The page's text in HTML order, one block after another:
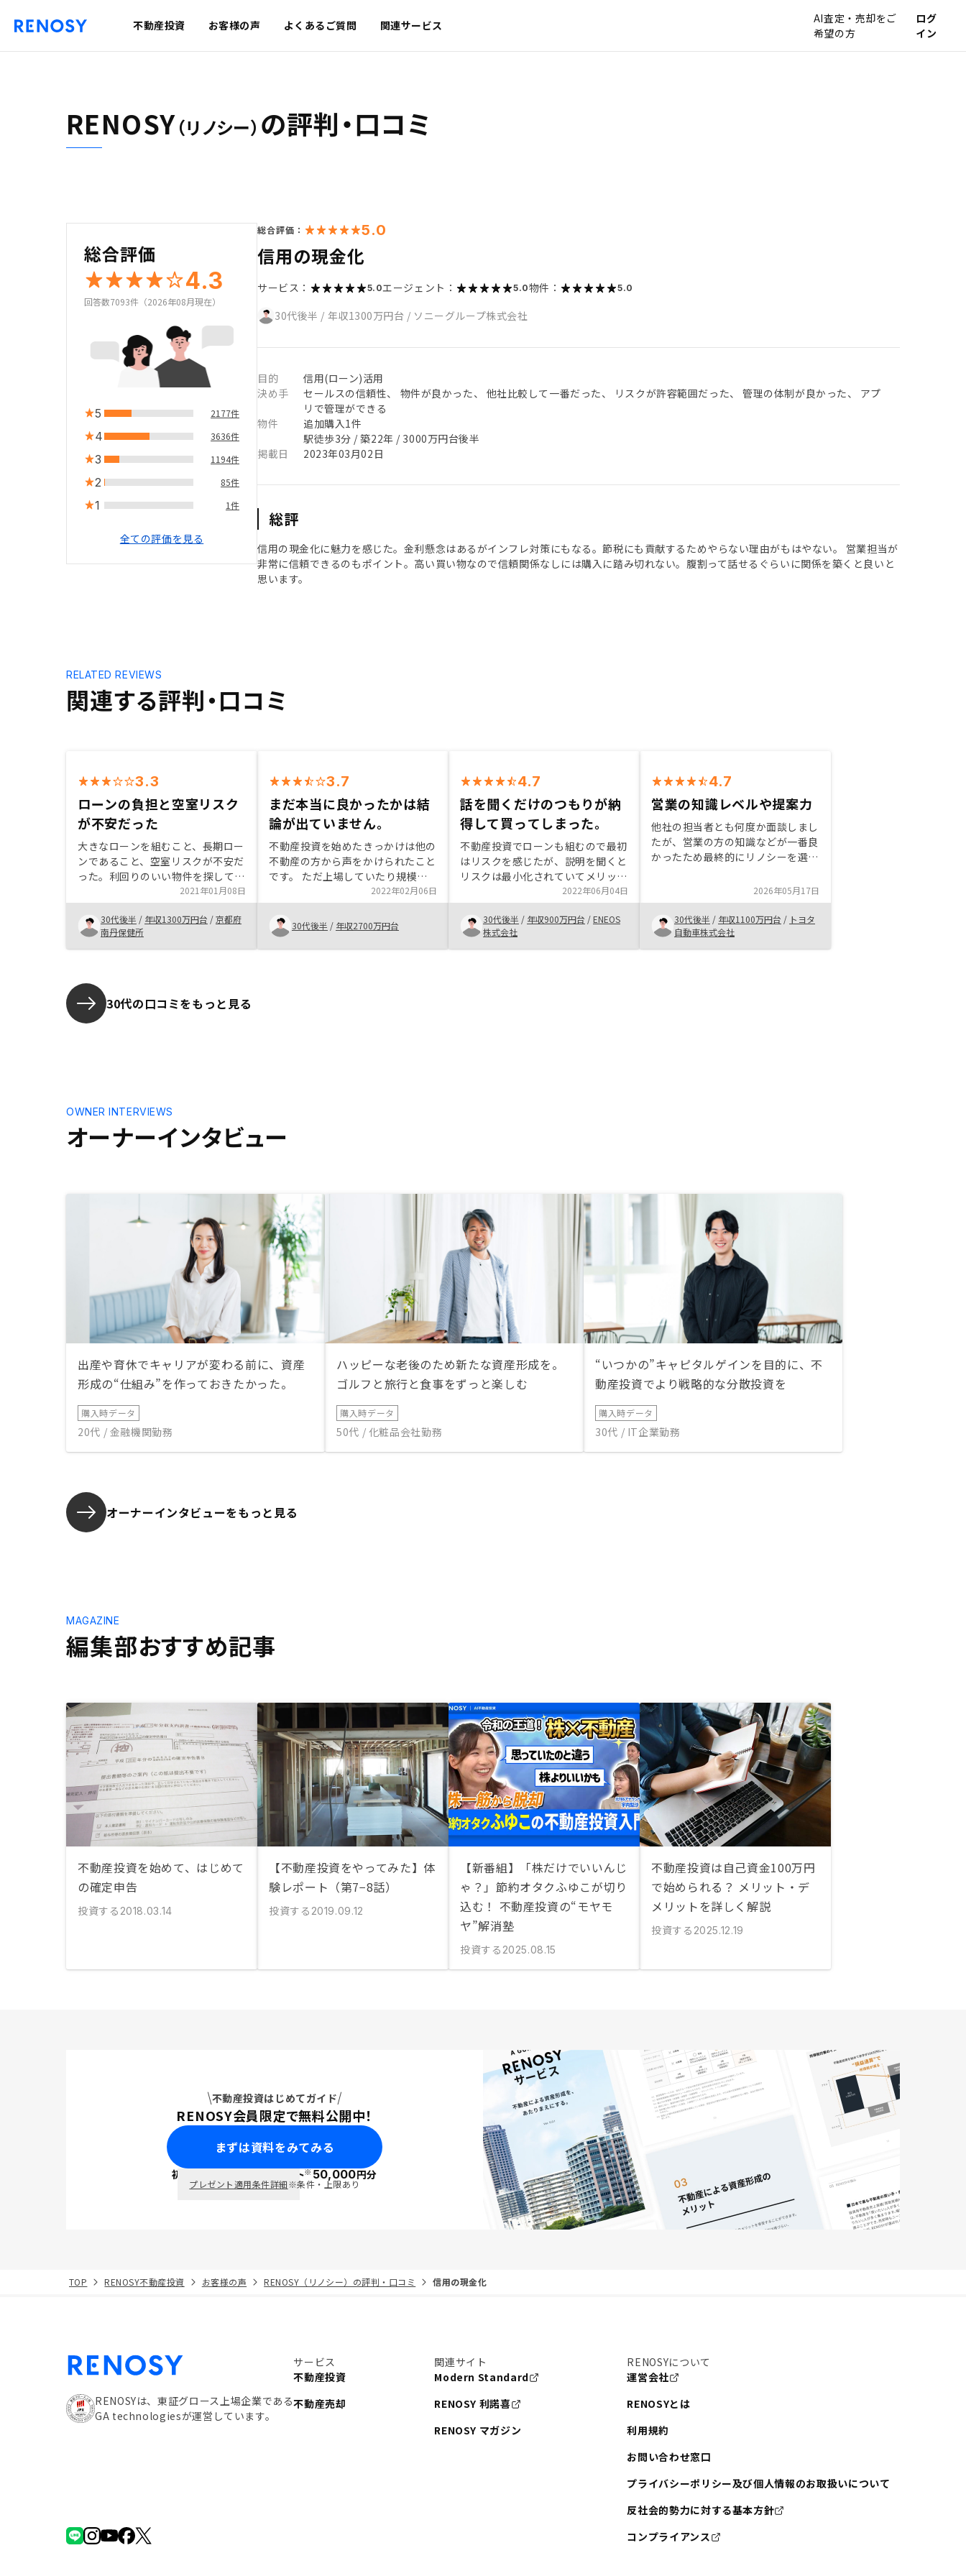
不動産投資 お客様の声 よくあるご質問 関連サービス
AI査定・売却をご
希望の方
ログ
イン
RENOSY（リノシー） の評判・口コミ
総合評価
4.3
回答数7093件（2026年08月現在）
5 2177件
4 3636件
3 1194件
2 85件
1 1件
全ての評価を見る
総合評価： 5.0
信用の現金化
サービス： 5.0エージェント： 5.0物件： 5.0
30代後半 / 年収1300万円台 / ソニーグループ株式会社
目的
信用(ローン)活用
決め手
セールスの信頼性、 物件が良かった、 他社比較して一番だった、 リスクが許容範囲だった、 管理の体制が良かった、 アプ
リで管理ができる
物件
追加購入1件
駅徒歩3分 / 築22年 / 3000万円台後半
掲載日
2023年03月02日
総評
信用の現金化に魅力を感じた。金利懸念はあるがインフレ対策にもなる。節税にも貢献するためやらない理由がもはやない。 営業担当が
非常に信頼できるのもポイント。高い買い物なので信頼関係なしには購入に踏み切れない。腹割って話せるぐらいに関係を築くと良いと
思います。
関連する評判・口コミ
RELATED REVIEWS
3.3
ローンの負担と空室リスク
が不安だった
大きなローンを組むこと、長期ロー
ンであること、空室リスクが不安だ
った。利回りのいい物件を探してほ
2021年01月08日
30代後半 / 年収1300万円台 /京都府
南丹保健所
3.7
まだ本当に良かったかは結
論が出ていません。
不動産投資を始めたきっかけは他の
不動産の方から声をかけられたこと
です。 ただ上場していたり規模で
あったりでそちらでお世話になるこ
とにしました。おすすめしたいとこ
ろはやはり管理が充実しているこ
と、扱っている規模が大きいところ
だと思います。どちらかというと長
2022年02月06日
30代後半 / 年収2700万円台
4.7
話を聞くだけのつもりが納
得して買ってしまった。
不動産投資でローンも組むので最初
はリスクを感じたが、説明を聞くと
リスクは最小化されていてメリット
しか感じられなかった。月々のキャ
ッシュフローや将来期待されるメリ
ットも具体的かつ現実的で安心感が
あった。
2022年06月04日
30代後半 / 年収900万円台 /ENEOS
株式会社
4.7
営業の知識レベルや提案力
他社の担当者とも何度か面談しまし
たが、営業の方の知識などが一番良
かったため最終的にリノシーを選択
いがよくわかると思います。またア
プリで全てが管理できる手軽さや、
新規物件も自分で探せる便利さにも
魅力を感じています。
2026年05月17日
30代後半 / 年収1100万円台 / トヨタ
自動車株式会社
30代の口コミをもっと見る
オーナーインタビュー
OWNER INTERVIEWS
出産や育休でキャリアが変わる前に、資産
形成の“仕組み”を作っておきたかった。
購入時データ
20代 / 金融機関勤務
ハッピーな老後のため新たな資産形成を。
ゴルフと旅行と食事をずっと楽しむ
購入時データ
50代 / 化粧品会社勤務
“いつかの”キャピタルゲインを目的に、不
動産投資でより戦略的な分散投資を
購入時データ
30代 / IT企業勤務
オーナーインタビューをもっと見る
編集部おすすめ記事
MAGAZINE
不動産投資を始めて、はじめて
の確定申告
投資する 2018.03.14
【不動産投資をやってみた】体
験レポート（第7−8話）
投資する 2019.09.12
【新番組】「株だけでいいんじ
ゃ？」節約オタクふゆこが切り
込む！ 不動産投資の“モヤモ
ヤ”解消塾
投資する 2025.08.15
不動産投資は自己資金100万円
で始められる？ メリット・デ
メリットを詳しく解説
投資する 2025.12.19
不動産投資はじめてガイド
RENOSY会員限定で無料公開中！
まずは資料をみてみる
初回面談で ポイント※50,000円分
プレゼント適用条件詳細※条件・上限あり
TOP RENOSY不動産投資 お客様の声 RENOSY（リノシー）の評判・口コミ 信用の現金化
RENOSYは、東証グロース上場企業である
GA technologiesが運営しています。
サービス
不動産投資
不動産売却
関連サイト
Modern Standard
RENOSY 利諾喜
RENOSY マガジン
RENOSYについて
運営会社
RENOSYとは
利用規約
お問い合わせ窓口
プライバシーポリシー及び個人情報のお取扱いについて
反社会的勢力に対する基本方針
コンプライアンス